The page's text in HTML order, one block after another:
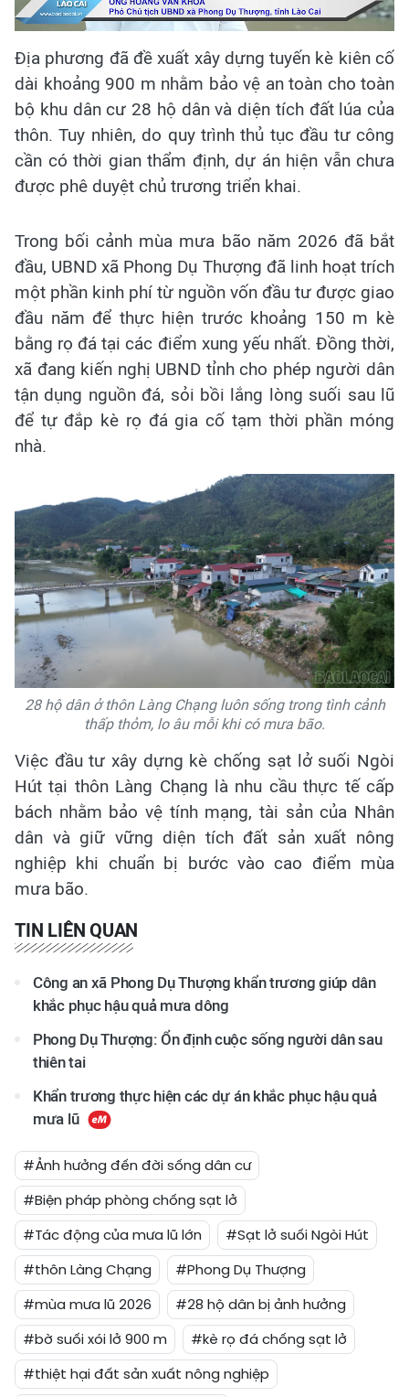
Địa phương đã đề xuất xây dựng tuyến kè kiên cố
dài khoảng 900 m nhằm bảo vệ an toàn cho toàn
bộ khu dân cư 28 hộ dân và diện tích đất lúa của
thôn. Tuy nhiên, do quy trình thủ tục đầu tư công
cần có thời gian thẩm định, dự án hiện vẫn chưa
được phê duyệt chủ trương triển khai.
Trong bối cảnh mùa mưa bão năm 2026 đã bắt
đầu, UBND xã Phong Dụ Thượng đã linh hoạt trích
một phần kinh phí từ nguồn vốn đầu tư được giao
đầu năm để thực hiện trước khoảng 150 m kè
bằng rọ đá tại các điểm xung yếu nhất. Đồng thời,
xã đang kiến nghị UBND tỉnh cho phép người dân
tận dụng nguồn đá, sỏi bồi lắng lòng suối sau lũ
để tự đắp kè rọ đá gia cố tạm thời phần móng
nhà.
28 hộ dân ở thôn Làng Chạng luôn sống trong tình cảnh
thấp thỏm, lo âu mỗi khi có mưa bão.
Việc đầu tư xây dựng kè chống sạt lở suối Ngòi
Hút tại thôn Làng Chạng là nhu cầu thực tế cấp
bách nhằm bảo vệ tính mạng, tài sản của Nhân
dân và giữ vững diện tích đất sản xuất nông
nghiệp khi chuẩn bị bước vào cao điểm mùa
mưa bão.
TIN LIÊN QUAN
Công an xã Phong Dụ Thượng khẩn trương giúp dân
khắc phục hậu quả mưa dông
Phong Dụ Thượng: Ổn định cuộc sống người dân sau
thiên tai
Khẩn trương thực hiện các dự án khắc phục hậu quả
mưa lũ
#Ảnh hưởng đến đời sống dân cư
#Biện pháp phòng chống sạt lở
#Tác động của mưa lũ lớn
#Sạt lở suối Ngòi Hút
#thôn Làng Chạng
#Phong Dụ Thượng
#mùa mưa lũ 2026
#28 hộ dân bị ảnh hưởng
#bờ suối xói lở 900 m
#kè rọ đá chống sạt lở
#thiệt hại đất sản xuất nông nghiệp